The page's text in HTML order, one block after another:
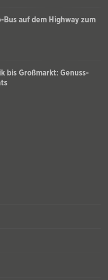
Bus auf dem Highway zum
bis Großmarkt: Genuss-